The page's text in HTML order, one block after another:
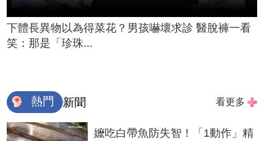
下體長異物以為得菜花？男孩嚇壞求診 醫脫褲一看
笑：那是「珍珠...
熱門 新聞 看更多
嬤吃白帶魚防失智！「1動作」精